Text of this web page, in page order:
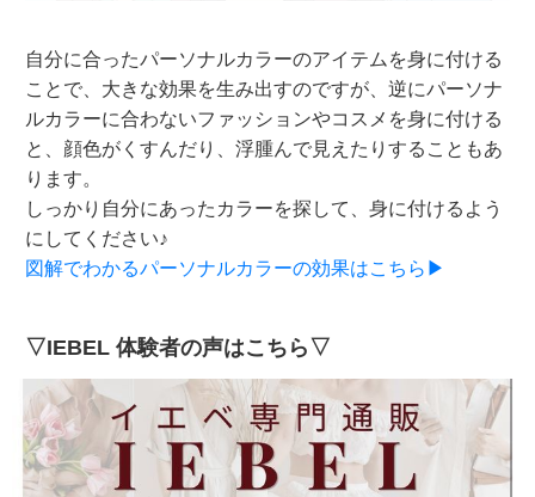
自分に合ったパーソナルカラーのアイテムを身に付ける
ことで、大きな効果を生み出すのですが、逆にパーソナ
ルカラーに合わないファッションやコスメを身に付ける
と、顔色がくすんだり、浮腫んで見えたりすることもあ
ります。
しっかり自分にあったカラーを探して、身に付けるよう
にしてください♪
図解でわかるパーソナルカラーの効果はこちら▶
▽IEBEL 体験者の声はこちら▽